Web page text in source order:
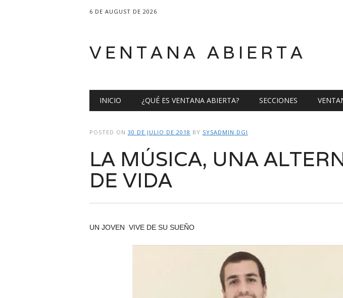
6 DE AUGUST DE 2026
VENTANA ABIERTA
Main menu
INICIO ¿QUÉ ES VENTANA ABIERTA? SECCIONES
POSTED ON 30 DE JULIO DE 2018 BY SYSADMIN DGI
LA MÚSICA, UNA
DE VIDA
UN JOVEN VIVE DE SU SUEÑO